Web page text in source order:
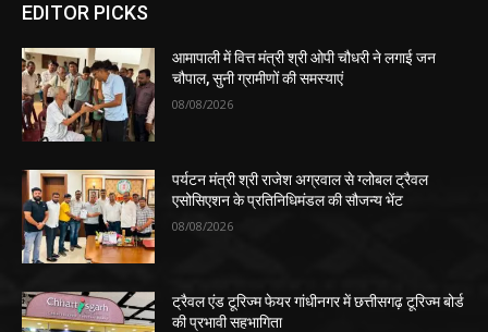
EDITOR PICKS
आमापाली में वित्त मंत्री श्री ओपी चौधरी ने लगाई जन
चौपाल, सुनी ग्रामीणों की समस्याएं
08/08/2026
पर्यटन मंत्री श्री राजेश अग्रवाल से ग्लोबल ट्रैवल
एसोसिएशन के प्रतिनिधिमंडल की सौजन्य भेंट
08/08/2026
ट्रैवल एंड टूरिज्म फेयर गांधीनगर में छत्तीसगढ़ टूरिज्म बोर्ड
की प्रभावी सहभागिता